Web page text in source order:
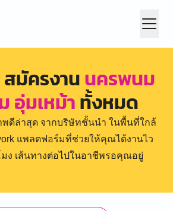
มัครงานนครพนม
อุ่มเหม้าทั้งหมด
ดีล่าสุด จากบริษัทชั้นนำ ในพื้นที่ใกล้
แพลตฟอร์มที่ช่วยให้คุณได้งานไว
มง เส้นทางต่อไปในอาชีพรอคุณอยู่